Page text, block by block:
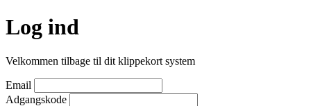
Log ind
Velkommen tilbage til dit klippekort system
Email
Adgangskode